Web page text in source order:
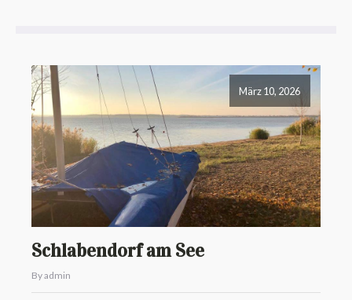
März 10, 2026
Schlabendorf am See
By admin